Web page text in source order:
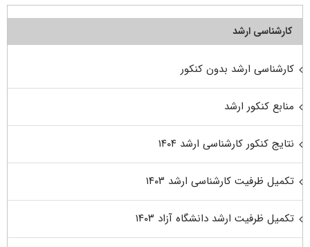
کارشناسی ارشد
کارشناسی ارشد بدون کنکور
منابع کنکور ارشد
نتایج کنکور کارشناسی ارشد ۱۴۰۴
تکمیل ظرفیت کارشناسی ارشد ۱۴۰۳
تکمیل ظرفیت ارشد دانشگاه آزاد ۱۴۰۳